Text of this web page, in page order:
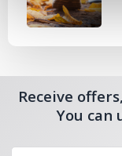
Receive
You can